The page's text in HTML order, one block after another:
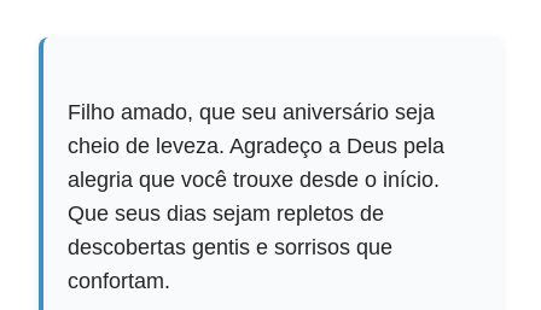
Filho amado, que seu aniversário seja
cheio de leveza. Agradeço a Deus pela
alegria que você trouxe desde o início.
Que seus dias sejam repletos de
descobertas gentis e sorrisos que
confortam.